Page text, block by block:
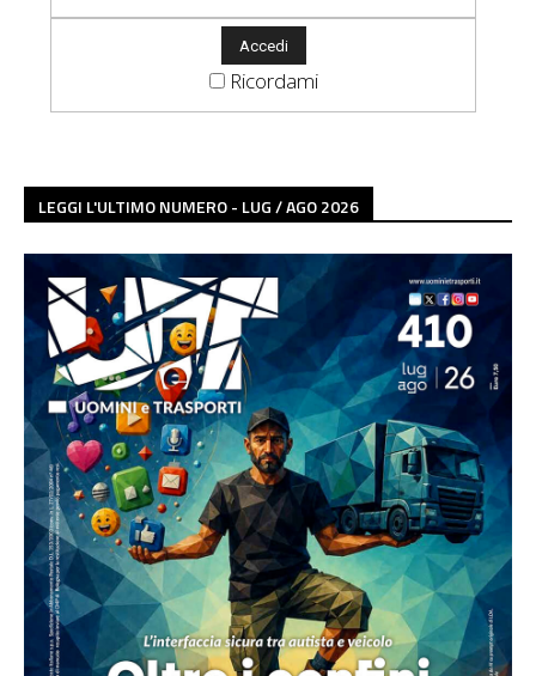
Ricordami
LEGGI L'ULTIMO NUMERO - LUG / AGO 2026